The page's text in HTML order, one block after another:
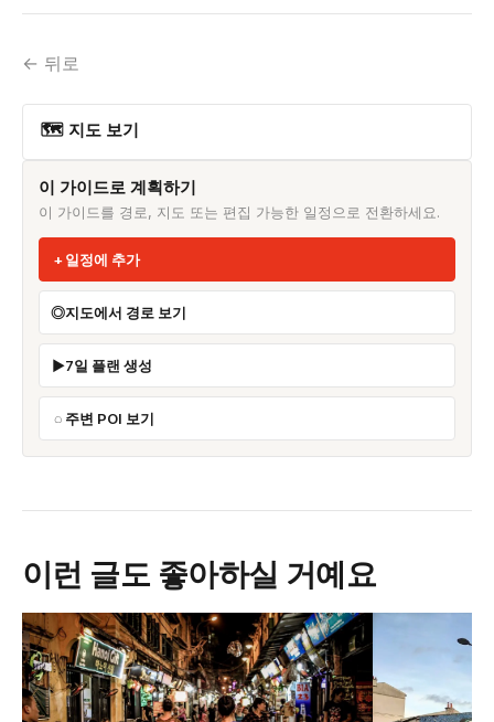
← 뒤로
🗺 지도 보기
이 가이드로 계획하기
이 가이드를 경로, 지도 또는 편집 가능한 일정으로 전환하세요.
일정에 추가
지도에서 경로 보기
7일 플랜 생성
주변 POI 보기
이런 글도 좋아하실 거예요